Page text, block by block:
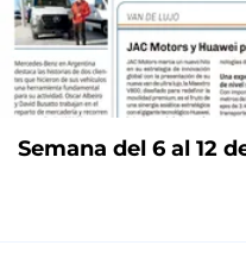
Semana del 6 al 12